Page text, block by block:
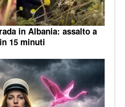
in Albania: assalto a
15 minuti